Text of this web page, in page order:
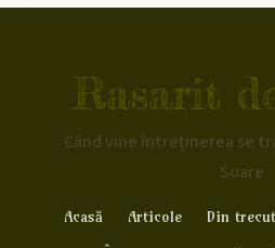
Rasarit
Când vine întreținerea se
Soare
Acasă Articole Din trecut